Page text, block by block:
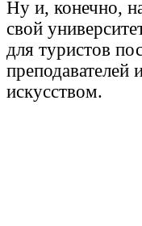
Ну и, конечно,
свой
для туристов
искусством.